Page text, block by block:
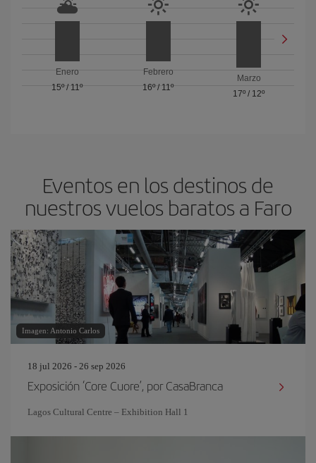
Enero
15º/ 11º
Febrero
16º/ 11º
Marzo
17º / 12º
Eventos en los destinos de
nuestros vuelos baratos a Faro
Imagen: Antonio Carlos
18 jul 2026 - 26 sep 2026
Exposición ‘Core Cuore’, por CasaBranca
Lagos Cultural Centre – Exhibition Hall 1